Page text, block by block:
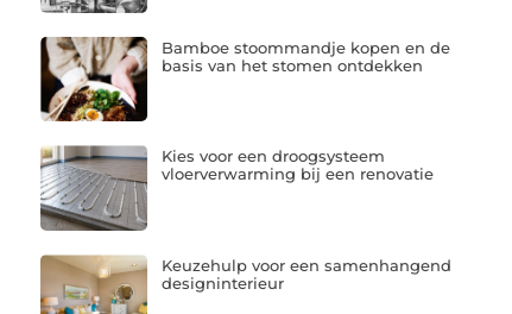
Bamboe stoommandje kopen en de
basis van het stomen ontdekken
Kies voor een droogsysteem
vloerverwarming bij een renovatie
Keuzehulp voor een samenhangend
designinterieur